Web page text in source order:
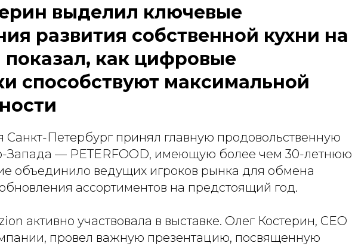
выделил ключевые
развития собственной кухни на
показал, как цифровые
способствуют максимальной
Санкт-Петербург принял главную продовольственную
Запада — PETERFOOD, имеющую более чем 30-летнюю
объединило ведущих игроков рынка для обмена
ассортиментов на предстоящий год.
активно участвовала в выставке. Олег Костерин, CEO
провел важную презентацию, посвященную